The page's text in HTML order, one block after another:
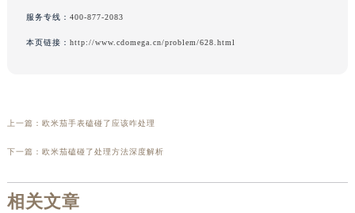
服务专线： 400-877-2083
本页链接： http://www.cdomega.cn/problem/628.html
上一篇： 欧米茄手表磕碰了应该咋处理
下一篇： 欧米茄磕碰了处理方法深度解析
相关文章